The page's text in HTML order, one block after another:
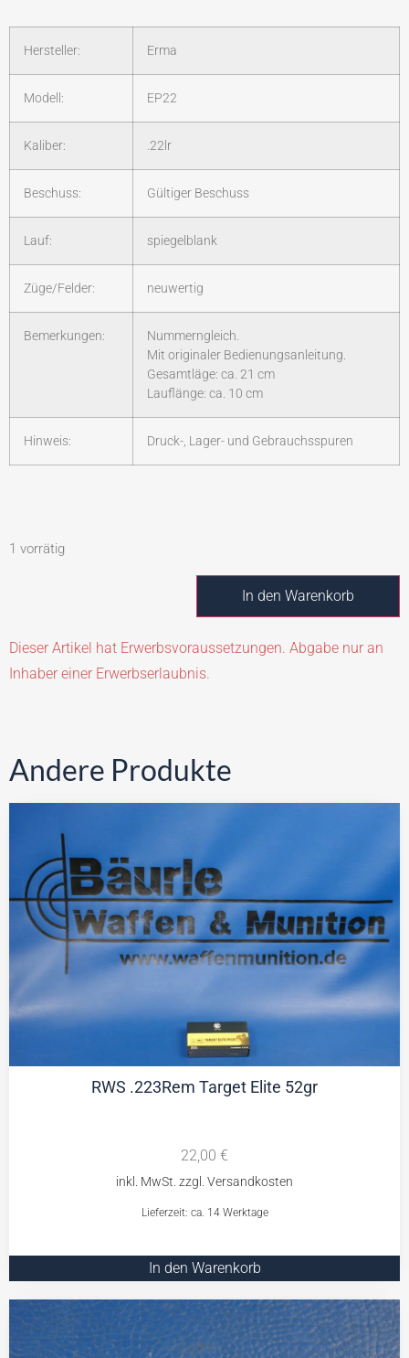
Hersteller: Erma
Modell: EP22
Kaliber: .22lr
Beschuss: Gültiger Beschuss
Lauf: spiegelblank
Züge/Felder: neuwertig
Bemerkungen:
Nummerngleich.
Mit originaler Bedienungsanleitung.
Gesamtläge: ca. 21 cm
Lauflänge: ca. 10 cm
Hinweis: Druck-, Lager- und Gebrauchsspuren
1 vorrätig
In den Warenkorb
Dieser Artikel hat Erwerbsvoraussetzungen. Abgabe nur an
Inhaber einer Erwerbserlaubnis.
Andere Produkte
RWS .223Rem Target Elite 52gr
22,00 €
Lieferzeit: ca. 14 Werktage
In den Warenkorb